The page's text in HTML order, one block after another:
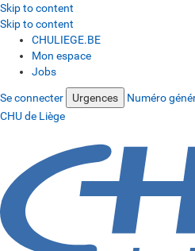
Skip to content
Skip to content
CHULIEGE.BE
Mon espace
Jobs
Se connecter Urgences Numéro
CHU de Liège